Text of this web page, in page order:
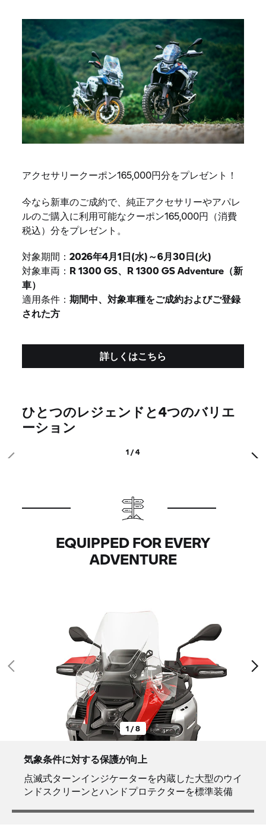
アクセサリークーポン165,000円分をプレゼント！
今なら新車のご成約で、純正アクセサリーやアパレ
ルのご購入に利用可能なクーポン165,000円（消費
税込）分をプレゼント。
対象期間：2026年4月1日(水)～6月30日(火)
対象車両： R 1300 GS、R 1300 GS Adventure（新
車）
適用条件：期間中、対象車種をご成約およびご登録
された方
詳しくはこちら
ひとつのレジェンドと4つのバリエ
ーション
1 / 4
EQUIPPED FOR EVERY
ADVENTURE
1 / 8
気象条件に対する保護が向上
点滅式ターンインジケーターを内蔵した大型のウイ
ンドスクリーンとハンドプロテクターを標準装備